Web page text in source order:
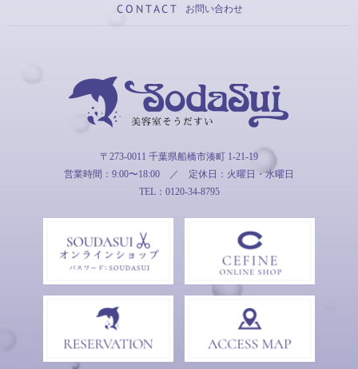
CONTACT お問い合わせ
そうだすい
〒273-0011 千葉県船橋市湊町 1-21-19
営業時間：9:00〜18:00 ／ 定休日：火曜日・水曜日
TEL：0120-34-8795